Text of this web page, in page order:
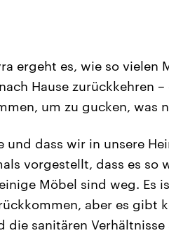
ergeht es, wie so vielen
Hause zurückkehren
um zu gucken, was
und dass wir in unsere
vorgestellt, dass es so
Möbel sind weg. Es
aber es gibt
die sanitären Verhältnisse